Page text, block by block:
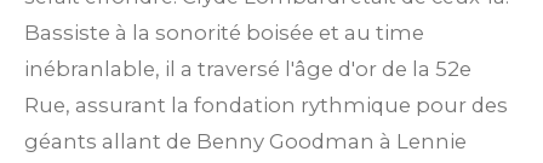
Bassiste à la sonorité boisée et au time
inébranlable, il a traversé l'âge d'or de la 52e
Rue, assurant la fondation rythmique pour des
géants allant de Benny Goodman à Lennie